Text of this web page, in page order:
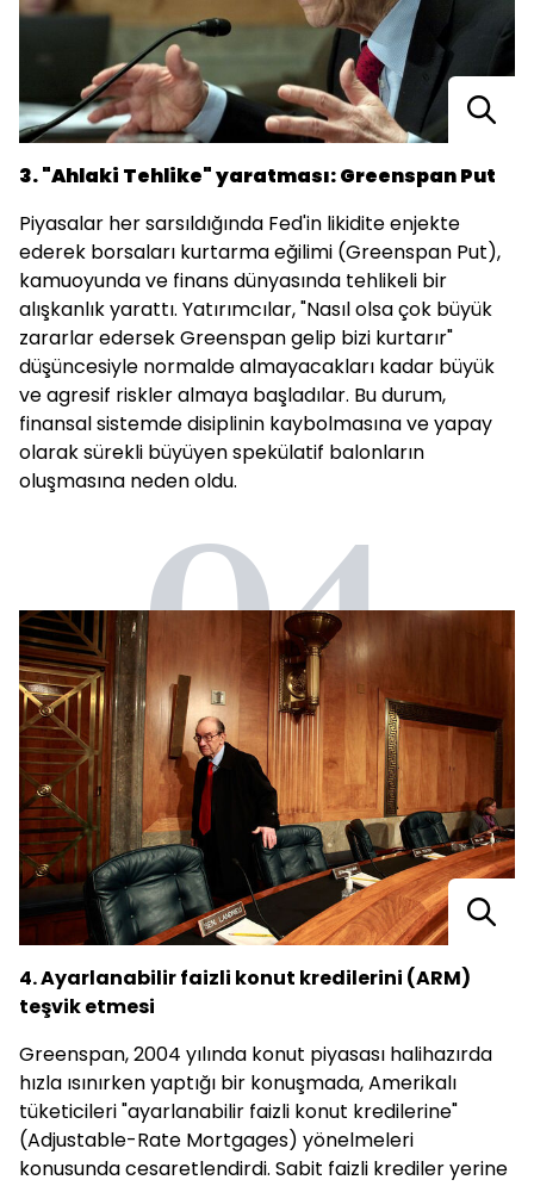
3. "Ahlaki Tehlike" yaratması: Greenspan Put
Piyasalar her sarsıldığında Fed'in likidite enjekte
ederek borsaları kurtarma eğilimi (Greenspan Put),
kamuoyunda ve finans dünyasında tehlikeli bir
alışkanlık yarattı. Yatırımcılar, "Nasıl olsa çok büyük
zararlar edersek Greenspan gelip bizi kurtarır"
düşüncesiyle normalde almayacakları kadar büyük
ve agresif riskler almaya başladılar. Bu durum,
finansal sistemde disiplinin kaybolmasına ve yapay
olarak sürekli büyüyen spekülatif balonların
oluşmasına neden oldu.04
4. Ayarlanabilir faizli konut kredilerini (ARM)
teşvik etmesi
Greenspan, 2004 yılında konut piyasası halihazırda
hızla ısınırken yaptığı bir konuşmada, Amerikalı
tüketicileri "ayarlanabilir faizli konut kredilerine"
(Adjustable-Rate Mortgages) yönelmeleri
konusunda cesaretlendirdi. Sabit faizli krediler yerine